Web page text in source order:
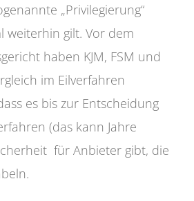
„Privilegierung“
weiterhin gilt. Vor dem
haben KJM, FSM und
im Eilverfahren
es bis zur Entscheidung
(das kann Jahre
für Anbieter gibt, die